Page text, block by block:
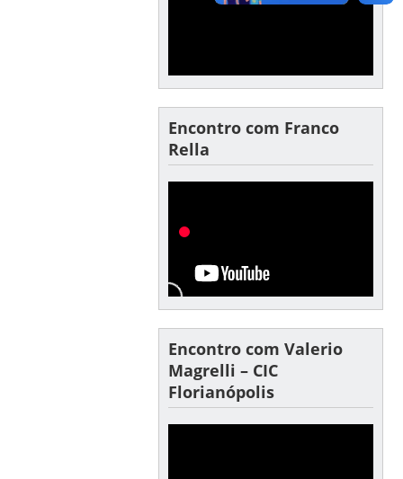
Encontro com Franco
Rella
Encontro com Valerio
Magrelli – CIC
Florianópolis